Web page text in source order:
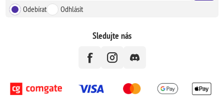
Odebírat Odhlásit
Sledujte nás